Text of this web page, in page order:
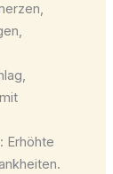
Erhöhte